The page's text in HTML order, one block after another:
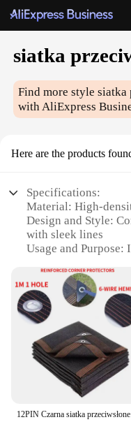
siatka
Find more stylesiatka
with AliExpress
Here are the products
Specifications:
Material: High-
Design and Style:
with sleek lines
Usage and
Typical Adaptive
and commercial
gardens, and
Shape or Size or
variety of sizes to
Performance and
resistant, and easy to
Features:
|Wholesale|Vendors|